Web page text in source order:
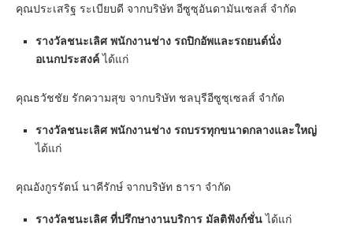
คุณประเสริฐ ระเบียบดี จากบริษัท อีซูซุอันดามันเซลส์ จำกัด
รางวัลชนะเลิศ พนักงานช่าง รถปิกอัพและรถยนต์นั่ง
อเนกประสงค์ ได้แก่
คุณธวัชชัย รักความสุข จากบริษัท ชลบุรีอีซูซุเซลส์ จำกัด
รางวัลชนะเลิศ พนักงานช่าง รถบรรทุกขนาดกลางและใหญ่
ได้แก่
คุณอังกูรรัตน์ นาคีรักษ์ จากบริษัท ธารา จำกัด
รางวัลชนะเลิศ ที่ปรึกษางานบริการ มัลติฟังก์ชั่น ได้แก่